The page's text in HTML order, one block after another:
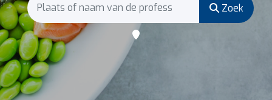
Zoek